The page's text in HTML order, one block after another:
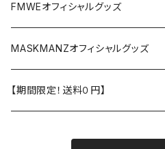
FMWEオフィシャルグッズ
MASKMANZオフィシャルグッズ
【期間限定！送料０円】